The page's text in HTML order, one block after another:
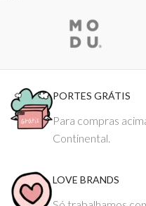
PORTES GRÁTIS
Para compras
Continental.
LOVE BRANDS